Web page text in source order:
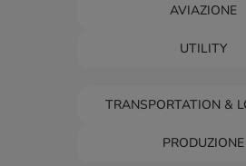
AVIAZIONE
UTILITY
TRANSPORTATION &
PRODUZIONE